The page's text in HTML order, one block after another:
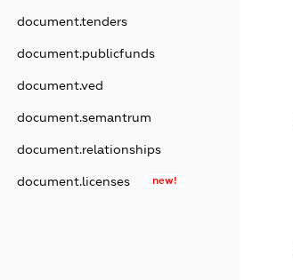
document.tenders
document.publicfunds
document.ved
document.semantrum
document.relationships
document.licenses new!